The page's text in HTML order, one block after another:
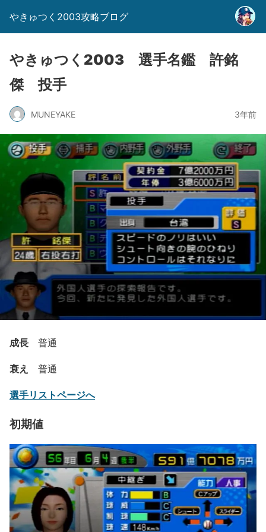
やきゅつく2003攻略ブログ
やきゅつく2003 選手名鑑 許銘
傑 投手
MUNEYAKE 3年前
成長 普通
衰え 普通
選手リストページへ
初期値